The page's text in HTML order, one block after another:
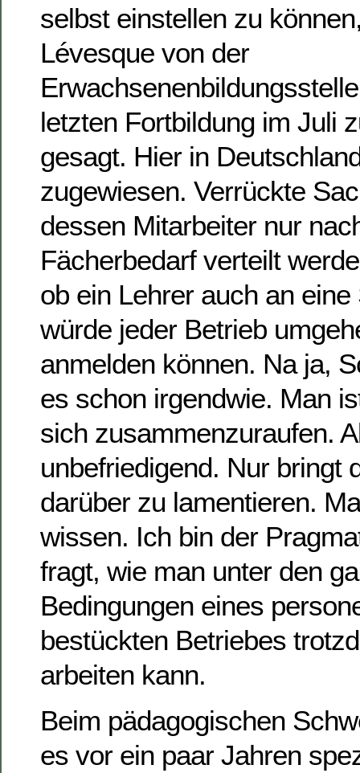
selbst einstellen zu
Lévesque von der
letzten Fortbildung im Juli
gesagt. Hier in
zugewiesen. Verrückte
dessen Mitarbeiter nur
Fächerbedarf verteilt
ob ein Lehrer auch an
würde jeder Betrieb
anmelden können. Na ja,
es schon irgendwie. Man
sich zusammenzuraufen.
unbefriedigend. Nur bringt
darüber zu lamentieren.
wissen. Ich bin der
fragt, wie man unter den
Bedingungen eines
bestückten Betriebes
arbeiten kann.
Beim pädagogischen
es vor ein paar Jahren